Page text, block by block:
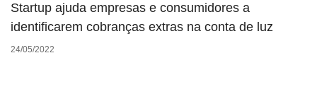
Startup ajuda empresas e consumidores a
identificarem cobranças extras na conta de luz
24/05/2022